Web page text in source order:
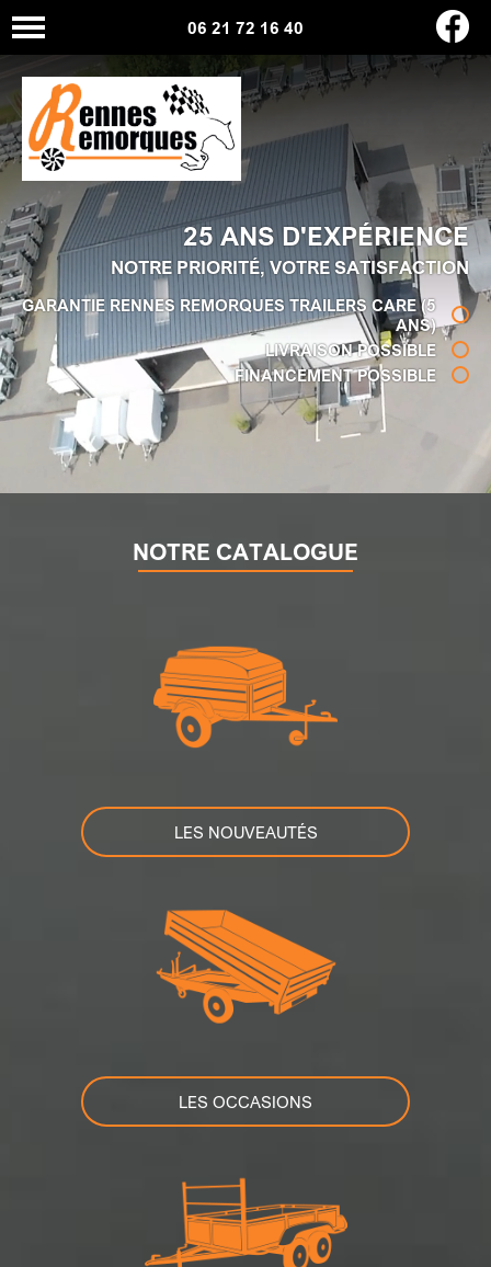
06 21 72 16 40
25 ANS D'EXPÉRIENCE
NOTRE PRIORITÉ, VOTRE SATISFACTION
GARANTIE RENNES REMORQUES TRAILERS CARE (5
ANS)
LIVRAISON POSSIBLE
FINANCEMENT POSSIBLE
NOTRE CATALOGUE
LES NOUVEAUTÉS
LES OCCASIONS